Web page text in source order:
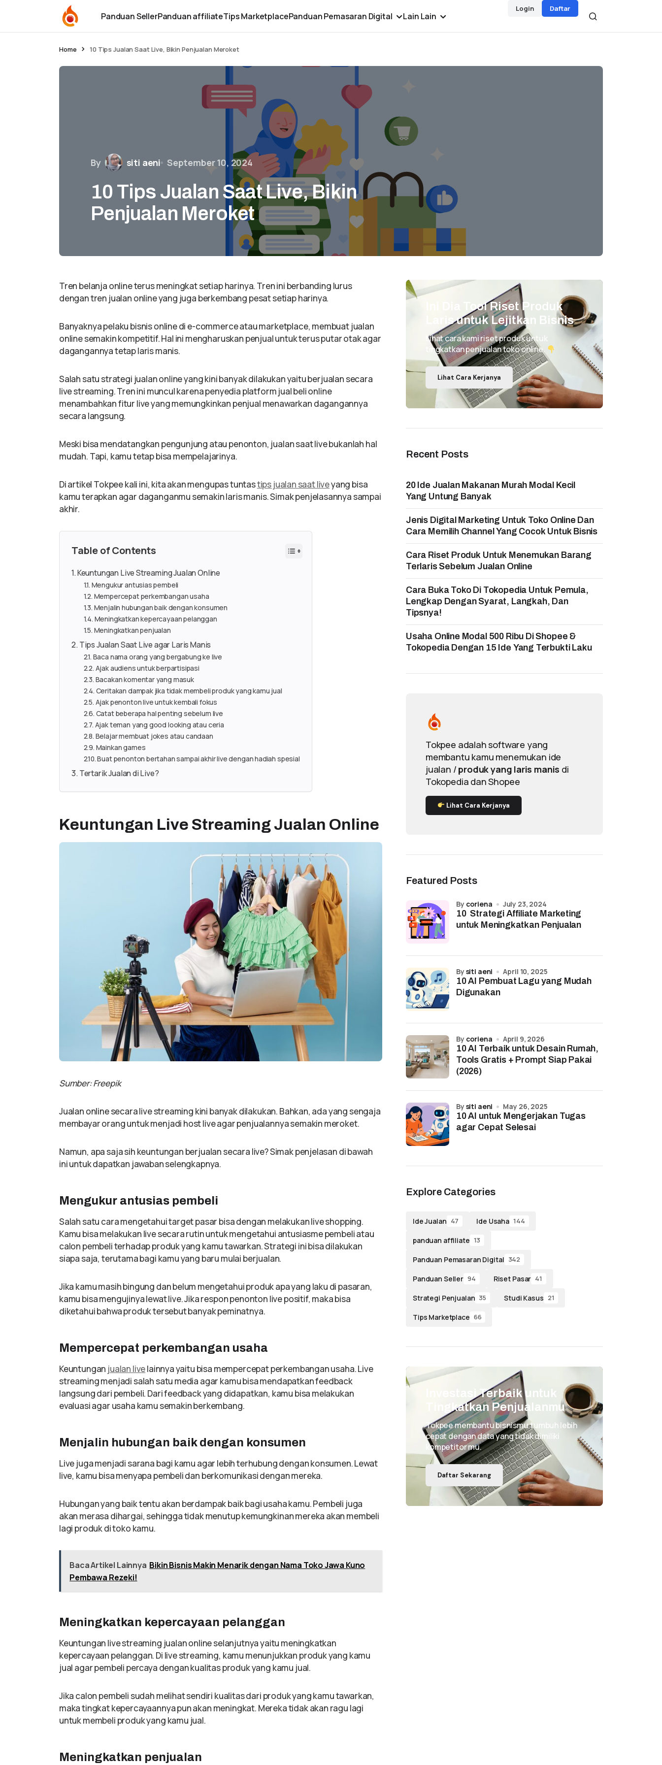
Panduan SellerPanduan affiliateTips MarketplacePanduan Pemasaran Digital Lain Lain
Login Daftar
Home 10 Tips Jualan Saat Live, Bikin Penjualan Meroket
By siti aeni September 10, 2024
10 Tips Jualan Saat Live, Bikin
Penjualan Meroket
Tren belanja online terus meningkat setiap harinya. Tren ini berbanding lurus
dengan tren jualan online yang juga berkembang pesat setiap harinya.
Banyaknya pelaku bisnis online di e-commerce atau marketplace, membuat jualan
online semakin kompetitif. Hal ini mengharuskan penjual untuk terus putar otak agar
dagangannya tetap laris manis.
Salah satu strategi jualan online yang kini banyak dilakukan yaitu berjualan secara
live streaming. Tren ini muncul karena penyedia platform jual beli online
menambahkan fitur live yang memungkinkan penjual menawarkan dagangannya
secara langsung.
Meski bisa mendatangkan pengunjung atau penonton, jualan saat live bukanlah hal
mudah. Tapi, kamu tetap bisa mempelajarinya.
Di artikel Tokpee kali ini, kita akan mengupas tuntastips jualan saat liveyang bisa
kamu terapkan agar daganganmu semakin laris manis. Simak penjelasannya sampai
akhir.
Table of Contents
Keuntungan Live Streaming Jualan Online
Mengukur antusias pembeli
Mempercepat perkembangan usaha
Menjalin hubungan baik dengan konsumen
Meningkatkan kepercayaan pelanggan
Meningkatkan penjualan
Tips Jualan Saat Live agar Laris Manis
Baca nama orang yang bergabung ke live
Ajak audiens untuk berpartisipasi
Bacakan komentar yang masuk
Ceritakan dampak jika tidak membeli produk yang kamu jual
Ajak penonton live untuk kembali fokus
Catat beberapa hal penting sebelum live
Ajak teman yang good looking atau ceria
Belajar membuat jokes atau candaan
Mainkan games
Buat penonton bertahan sampai akhir live dengan hadiah spesial
Tertarik Jualan di Live?
Keuntungan Live Streaming Jualan Online
Sumber: Freepik
Jualan online secara live streaming kini banyak dilakukan. Bahkan, ada yang sengaja
membayar orang untuk menjadi host live agar penjualannya semakin meroket.
Namun, apa saja sih keuntungan berjualan secara live? Simak penjelasan di bawah
ini untuk dapatkan jawaban selengkapnya.
Mengukur antusias pembeli
Salah satu cara mengetahui target pasar bisa dengan melakukan live shopping.
Kamu bisa melakukan live secara rutin untuk mengetahui antusiasme pembeli atau
calon pembeli terhadap produk yang kamu tawarkan. Strategi ini bisa dilakukan
siapa saja, terutama bagi kamu yang baru mulai berjualan.
Jika kamu masih bingung dan belum mengetahui produk apa yang laku di pasaran,
kamu bisa mengujinya lewat live. Jika respon penonton live positif, maka bisa
diketahui bahwa produk tersebut banyak peminatnya.
Mempercepat perkembangan usaha
Keuntungan jualan livelainnya yaitu bisa mempercepat perkembangan usaha. Live
streaming menjadi salah satu media agar kamu bisa mendapatkan feedback
langsung dari pembeli. Dari feedback yang didapatkan, kamu bisa melakukan
evaluasi agar usaha kamu semakin berkembang.
Menjalin hubungan baik dengan konsumen
Live juga menjadi sarana bagi kamu agar lebih terhubung dengan konsumen. Lewat
live, kamu bisa menyapa pembeli dan berkomunikasi dengan mereka.
Hubungan yang baik tentu akan berdampak baik bagi usaha kamu. Pembeli juga
akan merasa dihargai, sehingga tidak menutup kemungkinan mereka akan membeli
lagi produk di toko kamu.
Baca Artikel Lainnya Bikin Bisnis Makin Menarik dengan Nama Toko Jawa Kuno
Pembawa Rezeki!
Meningkatkan kepercayaan pelanggan
Keuntungan live streaming jualan online selanjutnya yaitu meningkatkan
kepercayaan pelanggan. Di live streaming, kamu menunjukkan produk yang kamu
jual agar pembeli percaya dengan kualitas produk yang kamu jual.
Jika calon pembeli sudah melihat sendiri kualitas dari produk yang kamu tawarkan,
maka tingkat kepercayaannya pun akan meningkat. Mereka tidak akan ragu lagi
untuk membeli produk yang kamu jual.
Meningkatkan penjualan
Ini Dia Tool Riset Produk
Laris untuk Lejitkan Bisnis
Lihat cara kami riset produk untuk
tingkatkan penjualan toko online.
Lihat Cara Kerjanya
Recent Posts
20 Ide Jualan Makanan Murah Modal Kecil
Yang Untung Banyak
Jenis Digital Marketing Untuk Toko Online Dan
Cara Memilih Channel Yang Cocok Untuk Bisnis
Cara Riset Produk Untuk Menemukan Barang
Terlaris Sebelum Jualan Online
Cara Buka Toko Di Tokopedia Untuk Pemula,
Lengkap Dengan Syarat, Langkah, Dan
Tipsnya!
Usaha Online Modal 500 Ribu Di Shopee &
Tokopedia Dengan 15 Ide Yang Terbukti Laku
Tokpee adalah software yang
membantu kamu menemukan ide
jualan / produk yang laris manis di
Tokopedia dan Shopee
Lihat Cara Kerjanya
Featured Posts
10 Strategi Affiliate Marketing
untuk Meningkatkan Penjualan
by coriena July 23, 2024
10 AI Pembuat Lagu yang Mudah
Digunakan
by siti aeni April 10, 2025
10 AI Terbaik untuk Desain Rumah,
Tools Gratis + Prompt Siap Pakai
(2026)
by coriena April 9, 2026
10 AI untuk Mengerjakan Tugas
agar Cepat Selesai
by siti aeni May 26, 2025
Explore Categories
Ide Jualan 47 Ide Usaha 144
panduan affiliate 13
Panduan Pemasaran Digital 342
Panduan Seller 94 Riset Pasar 41
Strategi Penjualan 35 Studi Kasus 21
Tips Marketplace 66
Investasi Terbaik untuk
Tingkatkan Penjualanmu
Tokpee membantu bisnismu tumbuh lebih
cepat dengan data yang tidak dimiliki
kompetitor mu.
Daftar Sekarang